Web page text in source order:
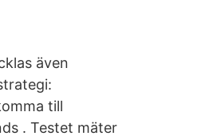
även
till
. Testet mäter